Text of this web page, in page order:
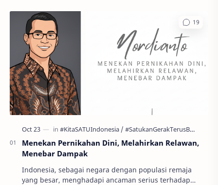
Menekan Pernikahan Dini, Melahirkan Relawan,
Menebar Dampak
Indonesia, sebagai negara dengan populasi remaja
yang besar, menghadapi ancaman serius terhadap